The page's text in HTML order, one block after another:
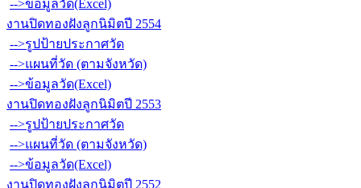
-->ข้อมูลวัด(Excel)
งานปิดทองฝังลูกนิมิตปี 2554
-->รูปป้ายประกาศวัด
-->แผนที่วัด (ตามจังหวัด)
-->ข้อมูลวัด(Excel)
งานปิดทองฝังลูกนิมิตปี 2553
-->รูปป้ายประกาศวัด
-->แผนที่วัด (ตามจังหวัด)
-->ข้อมูลวัด(Excel)
งานปิดทองฝังลูกนิมิตปี 2552